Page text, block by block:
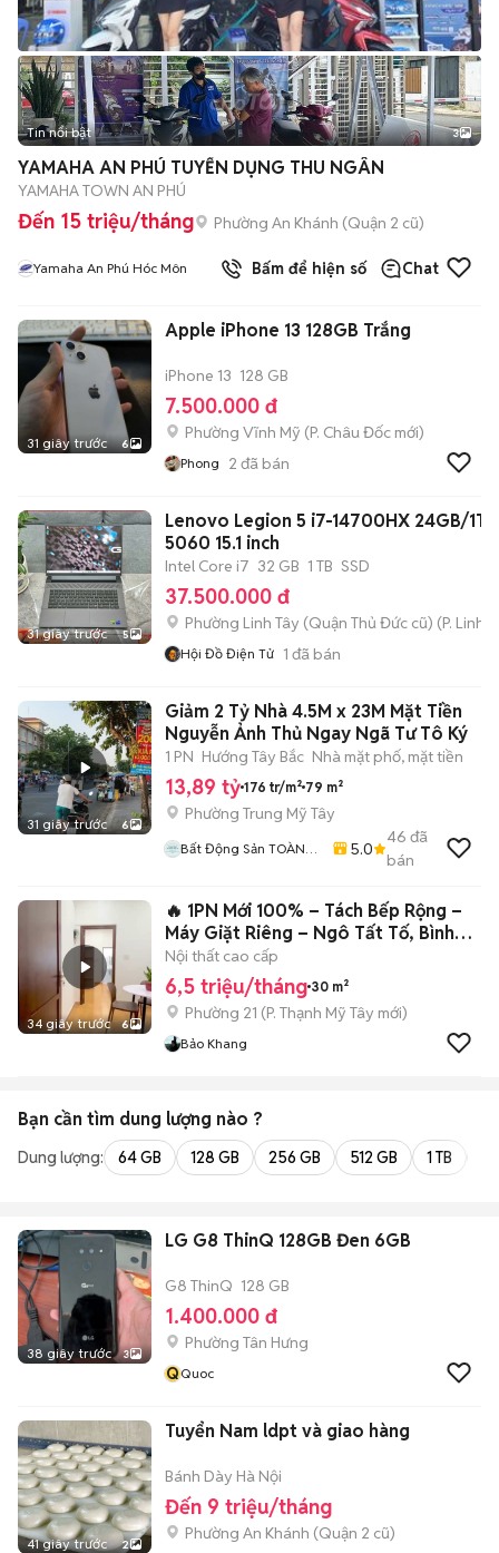
Tin nổi bật 3
YAMAHA AN PHÚ TUYỂN DỤNG THU NGÂN
YAMAHA TOWN AN PHÚ
Đến 15 triệu/tháng Phường An Khánh (Quận 2 cũ)
Yamaha An Phú Hóc Môn Bấm để hiện số Chat
31 giây trước 6
Apple iPhone 13 128GB Trắng
iPhone 13 128 GB
7.500.000 đ
Phường Vĩnh Mỹ (P. Châu Đốc mới)
Phong 2 đã bán
31 giây trước 5
Lenovo Legion 5 i7-14700HX 24GB/
5060 15.1 inch
Intel Core i7 32 GB 1 TB SSD
37.500.000 đ
Phường Linh Tây (Quận Thủ Đức cũ) (P. Linh
Hội Đồ Điện Tử 1 đã bán
31 giây trước 6
Giảm 2 Tỷ Nhà 4.5M x 23M Mặt Tiền
Nguyễn Ảnh Thủ Ngay Ngã Tư Tô Ký
1 PN Hướng Tây Bắc Nhà mặt phố, mặt tiền
13,89 tỷ 176 tr/m² 79 m²
Phường Trung Mỹ Tây
Bất Động Sản TOÀN
5.0
46 đã
bán
34 giây trước 6
🔥 1PN Mới 100% – Tách Bếp Rộng –
Máy Giặt Riêng – Ngô Tất Tố, Bình
Thạ
Nội thất cao cấp
6,5 triệu/tháng 30 m²
Phường 21 (P. Thạnh Mỹ Tây mới)
Bảo Khang
Bạn cần tìm dung lượng nào ?
Dung lượng: 64 GB 128 GB 256 GB 512 GB 1 TB
38 giây trước 3
LG G8 ThinQ 128GB Đen 6GB
G8 ThinQ 128 GB
1.400.000 đ
Phường Tân Hưng
QQuoc
41 giây trước 2
Tuyển Nam ldpt và giao hàng
Bánh Dày Hà Nội
Đến 9 triệu/tháng
Phường An Khánh (Quận 2 cũ)